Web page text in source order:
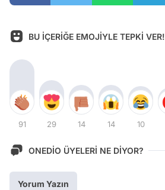
BU İÇERİĞE EMOJİYLE TEPKİ VER!
91 29 14 14 10
ONEDİO ÜYELERİ NE DİYOR?
Yorum Yazın